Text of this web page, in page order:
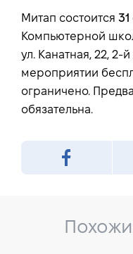
Митап состоится 31
Компьютерной
ул. Канатная, 22, 2-
мероприятии
ограничено.
обязательна.